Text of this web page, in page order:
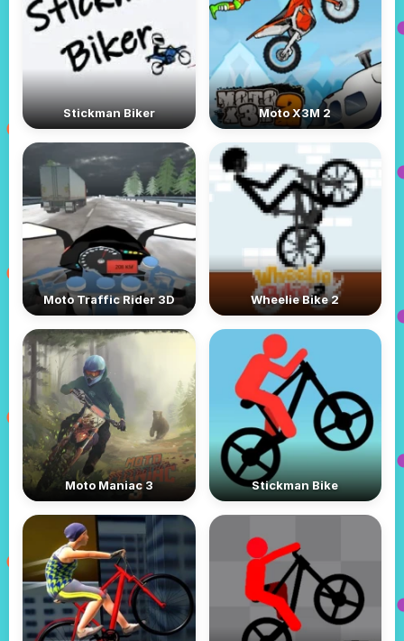
Stickman Biker Moto X3M 2
Moto Traffic Rider 3D Wheelie Bike 2
Moto Maniac 3 Stickman Bike